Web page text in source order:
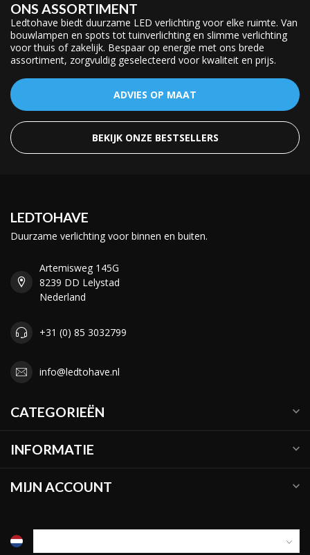
ONS ASSORTIMENT
Ledtohave biedt duurzame LED verlichting voor elke ruimte. Van
bouwlampen en spots tot tuinverlichting en slimme verlichting
voor thuis of zakelijk. Bespaar op energie met ons brede
assortiment, zorgvuldig geselecteerd voor kwaliteit en prijs.
ADVIES OP MAAT
BEKIJK ONZE BESTSELLERS
LEDTOHAVE
Duurzame verlichting voor binnen en buiten.
Artemisweg 145G
8239 DD Lelystad
Nederland
+31 (0) 85 3032799
info@ledtohave.nl
CATEGORIEËN
INFORMATIE
MIJN ACCOUNT